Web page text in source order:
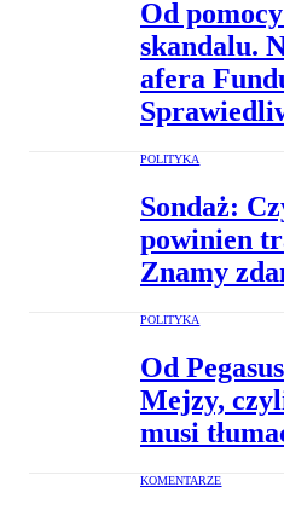
Od
skandalu.
afera
POLITYKA
Sondaż:
powinien
Znamy
POLITYKA
Od
Mejzy,
musi
KOMENTARZE